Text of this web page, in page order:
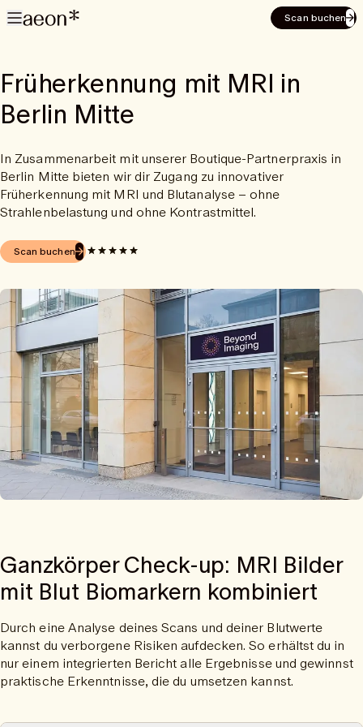
Scan buchen
Früherkennung mit MRI in
Berlin Mitte
In Zusammenarbeit mit unserer Boutique-Partnerpraxis in
Berlin Mitte bieten wir dir Zugang zu innovativer
Früherkennung mit MRI und Blutanalyse – ohne
Strahlenbelastung und ohne Kontrastmittel.
Scan buchen
Ganzkörper Check-up: MRI Bilder
mit Blut Biomarkern kombiniert
Durch eine Analyse deines Scans und deiner Blutwerte
kannst du verborgene Risiken aufdecken. So erhältst du in
nur einem integrierten Bericht alle Ergebnisse und gewinnst
praktische Erkenntnisse, die du umsetzen kannst.